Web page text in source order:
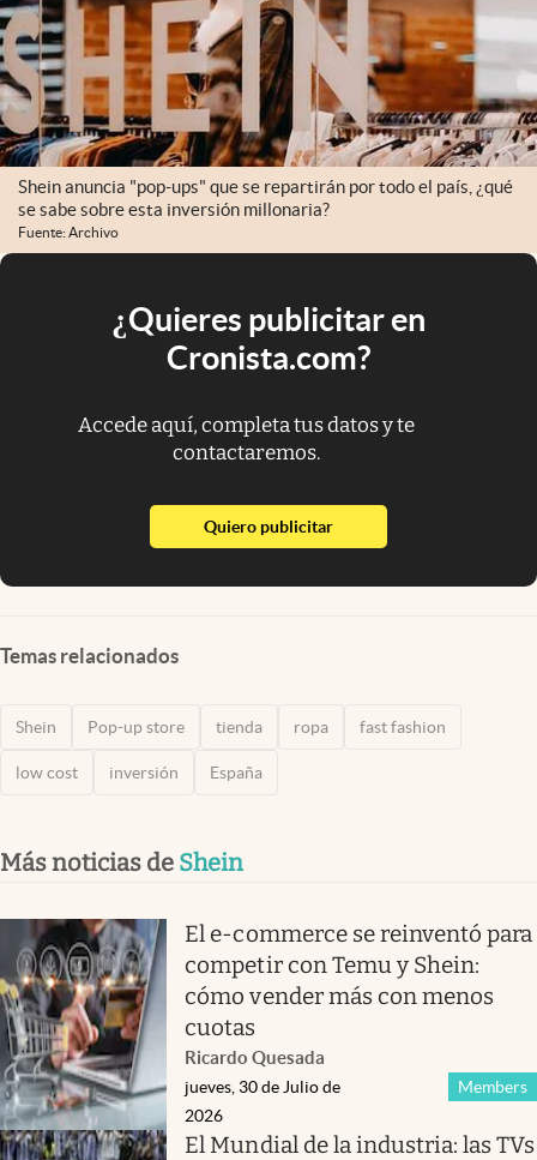
Shein anuncia "pop-ups" que se repartirán por todo el país, ¿qué
se sabe sobre esta inversión millonaria?
Fuente: Archivo
¿Quieres publicitar en
Cronista.com?
Accede aquí, completa tus datos y te
contactaremos.
Quiero publicitarabre en nueva pestaña
Temas relacionados
Shein Pop-up store tienda ropa fast fashion
low cost inversión España
Más noticias de Shein
El e-commerce se reinventó para
competir con Temu y Shein:
cómo vender más con menos
cuotas
Ricardo Quesada
Members
jueves, 30 de Julio de
2026
El Mundial de la industria: las TVs